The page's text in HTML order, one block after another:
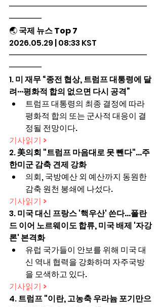
━━━━━━━━━━━━━━━━━
━━━━
🌏 국제 뉴스 Top 7
2026.05.29 | 08:33 KST
━━━━━━━━━━━━━━━━━
━━━━
1. 미 재무 “종전 협상, 트럼프 대통령에 달
려···평화적 합의 없으면 다시 공격”
트럼프 대통령의 최종 결정에 따라
평화적 합의 또는 군사적 대응이 결
정될 전망이다.
기사읽기 >
2. 美의회 "트럼프 마음대로 못 뺀다"…주
한미군 감축 견제 강화
의회, 국방예산 외 예산까지 동원한
감축 원천 봉쇄에 나섰다.
기사읽기 >
3. 미국 대신 프랑스 '핵우산' 쓴다…폴란
드 이어 노르웨이도 합류, 미국 배제 '자강
론' 본격화
유럽 국가들이 안보를 위해 미국 대
신 역내 협력을 강화하며 자주국방
을 모색하고 있다.
기사읽기 >
4. 트럼프 "이란, 고농축 우라늄 포기만으